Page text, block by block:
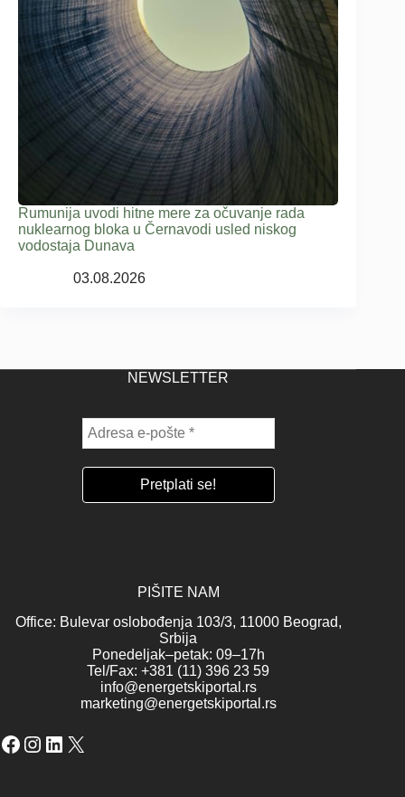
Rumunija uvodi hitne mere za očuvanje rada
nuklearnog bloka u Černavodi usled niskog
vodostaja Dunava
03.08.2026
NEWSLETTER
PIŠITE NAM
Office: Bulevar oslobođenja 103/3, 11000 Beograd,
Srbija
Ponedeljak–petak: 09–17h
Tel/Fax: +381 (11) 396 23 59
info@energetskiportal.rs
marketing@energetskiportal.rs
Facebook
Instagram
LinkedIn
X